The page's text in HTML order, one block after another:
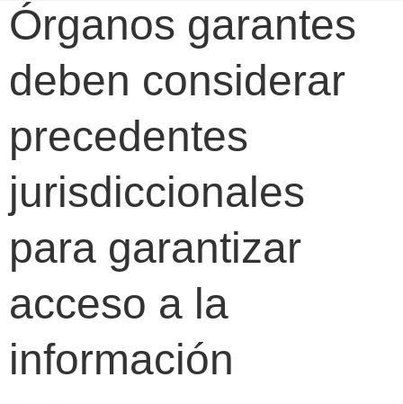
Órganos garantes
deben considerar
precedentes
jurisdiccionales
para garantizar
acceso a la
información